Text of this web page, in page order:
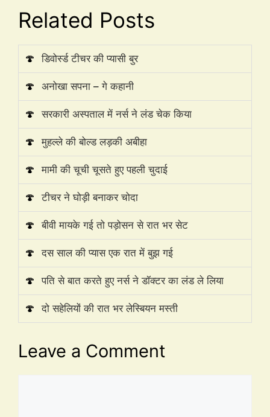
Related Posts
🍄 डिवोर्स्ड टीचर की प्यासी बुर
🍄 अनोखा सपना – गे कहानी
🍄 सरकारी अस्पताल में नर्स ने लंड चेक किया
🍄 मुहल्ले की बोल्ड लड़की अबीहा
🍄 मामी की चूची चूसते हुए पहली चुदाई
🍄 टीचर ने घोड़ी बनाकर चोदा
🍄 बीवी मायके गई तो पड़ोसन से रात भर सेट
🍄 दस साल की प्यास एक रात में बुझ गई
🍄 पति से बात करते हुए नर्स ने डॉक्टर का लंड ले लिया
🍄 दो सहेलियों की रात भर लेस्बियन मस्ती
Leave a Comment